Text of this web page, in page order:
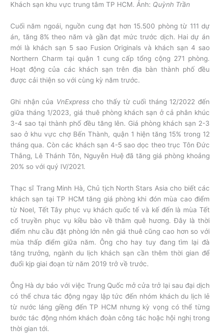
Khách sạn khu vực trung tâm TP HCM. Ảnh: Quỳnh Trần
Cuối năm ngoái, nguồn cung đạt hơn 15.500 phòng từ 111 dự
án, tăng 8% theo năm và gần đạt mức trước dịch. Hai dự án
mới là khách sạn 5 sao Fusion Originals và khách sạn 4 sao
Northern Charm tại quận 1 cung cấp tổng cộng 271 phòng.
Hoạt động của các khách sạn trên địa bàn thành phố đều
được cải thiện so với cùng kỳ năm trước.
Ghi nhận của VnExpresscho thấy từ cuối tháng 12/2022 đến
giữa tháng 1/2023, giá thuê phòng khách sạn ở cả phân khúc
3-4 sao tại thành phố đều tăng lên. Giá phòng khách sạn 2-3
sao ở khu vực chợ Bến Thành, quận 1 hiện tăng 15% trong 12
tháng qua. Còn các khách sạn 4-5 sao dọc theo trục Tôn Đức
Thắng, Lê Thánh Tôn, Nguyễn Huệ đã tăng giá phòng khoảng
20% so với quý IV/2021.
Thạc sĩ Trang Minh Hà, Chủ tịch North Stars Asia cho biết các
khách sạn tại TP HCM tăng giá phòng khi đón mùa cao điểm
từ Noel, Tết Tây phục vụ khách quốc tế và kế đến là mùa Tết
cổ truyền phục vụ kiều bào về thăm quê hương. Đây là thời
điểm nhu cầu đặt phòng lớn nên giá thuê cũng cao hơn so với
mùa thấp điểm giữa năm. Ông cho hay tuy đang tìm lại đà
tăng trưởng, ngành du lịch khách sạn cần thêm thời gian để
đuổi kịp giai đoạn từ năm 2019 trở về trước.
Ông Hà dự báo với việc Trung Quốc mở cửa trở lại sau đại dịch
có thể chưa tác động ngay lập tức đến nhóm khách du lịch lẻ
từ nước láng giềng đến TP HCM nhưng kỳ vọng có thể từng
bước tác động nhóm khách đoàn công tác hoặc hội nghị trong
thời gian tới.